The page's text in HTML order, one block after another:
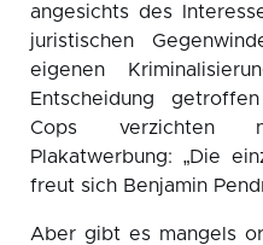
angesichts des
juristischen
eigenen
Entscheidung
Cops verzichten
Plakatwerbung: „Die
freut sich Benjamin
Aber gibt es mangels